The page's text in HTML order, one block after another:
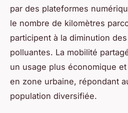
par des plateformes
le nombre de kilomètres
participent à la diminution
polluantes. La mobilité
un usage plus économique
en zone urbaine, répondant
population diversifiée.